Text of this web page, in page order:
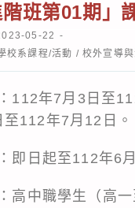
班第01期」
05-22
校系課程/活動 / 校外宣導
112年7月3日至
112年7月12日。
即日起至112年6
高中職學生（高